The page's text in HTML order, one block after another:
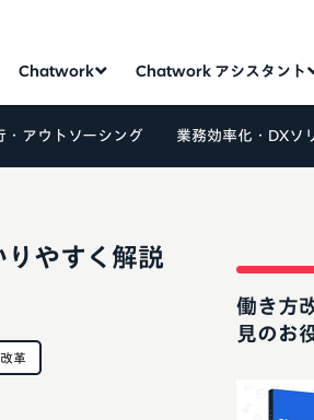
Chatwork Chatwork アシスタント
・アウトソーシング 業務効率化・DXソ
りやすく解説
革
働き方
見のお